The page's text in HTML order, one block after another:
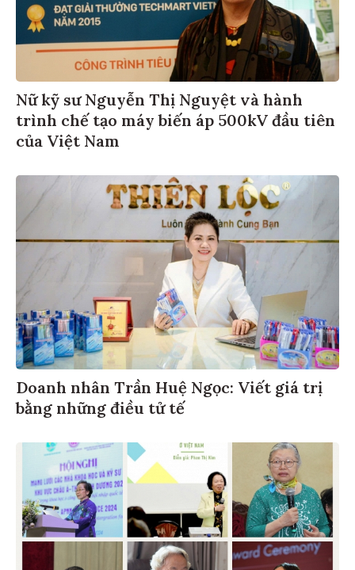
Nữ kỹ sư Nguyễn Thị Nguyệt và hành
trình chế tạo máy biến áp 500kV đầu tiên
của Việt Nam
Doanh nhân Trần Huệ Ngọc: Viết giá trị
bằng những điều tử tế